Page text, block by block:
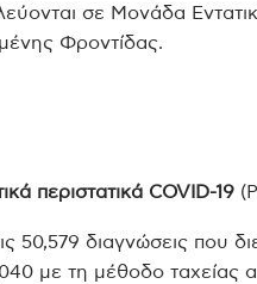
σε Μονάδα
Φροντίδας.
περιστατικά COVID-19
50,579 διαγνώσεις που
με τη μέθοδο ταχείας